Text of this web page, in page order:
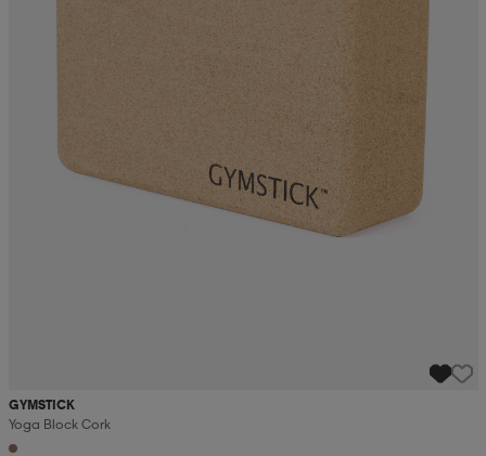
GYMSTICK
Yoga Block Cork